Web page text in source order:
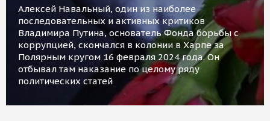
Алексей Навальный, один из наиболее
последовательных и активных критиков
Владимира Путина, основатель Фонда борьбы с
коррупцией, скончался в колонии в Харпе за
Полярным кругом 16 февраля 2024 года. Он
отбывал там наказание по целому ряду
политических статей